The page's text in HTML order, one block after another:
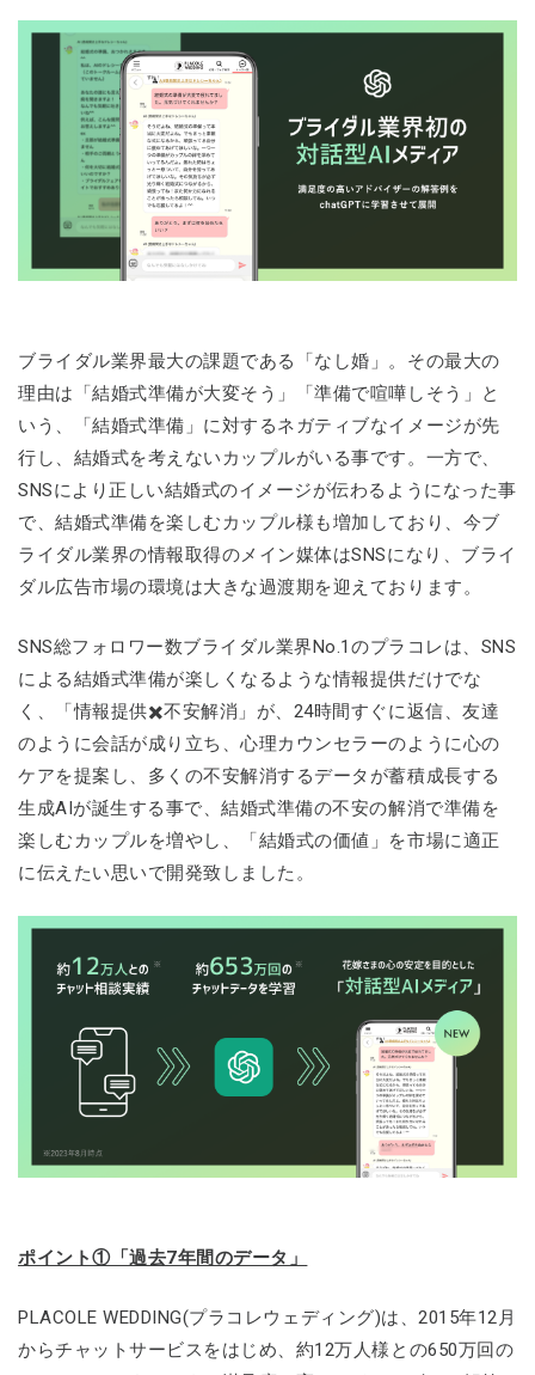
ブライダル業界最大の課題である「なし婚」。その最大の
理由は「結婚式準備が大変そう」「準備で喧嘩しそう」と
いう、「結婚式準備」に対するネガティブなイメージが先
行し、結婚式を考えないカップルがいる事です。一方で、
SNSにより正しい結婚式のイメージが伝わるようになった事
で、結婚式準備を楽しむカップル様も増加しており、今ブ
ライダル業界の情報取得のメイン媒体はSNSになり、ブライ
ダル広告市場の環境は大きな過渡期を迎えております。
SNS総フォロワー数ブライダル業界No.1のプラコレは、SNS
による結婚式準備が楽しくなるような情報提供だけでな
く、「情報提供✖️不安解消」が、24時間すぐに返信、友達
のように会話が成り立ち、心理カウンセラーのように心の
ケアを提案し、多くの不安解消するデータが蓄積成長する
生成AIが誕生する事で、結婚式準備の不安の解消で準備を
楽しむカップルを増やし、「結婚式の価値」を市場に適正
に伝えたい思いで開発致しました。
ポイント①「過去7年間のデータ」
PLACOLE WEDDING(プラコレウェディング)は、2015年12月
からチャットサービスをはじめ、約12万人様との650万回の